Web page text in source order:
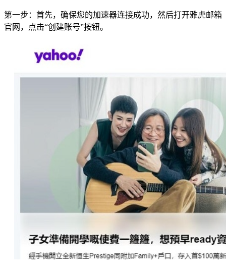
第一步：首先，确保您的加速器连接成功，然后打开雅虎邮箱
官网，点击“创建账号”按钮。